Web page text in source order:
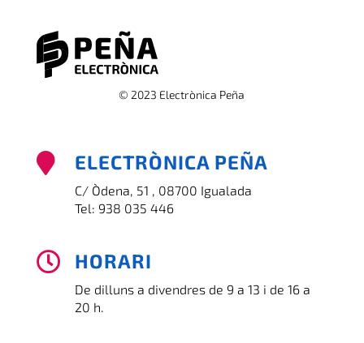
© 2023 Electrònica Peña
 ELECTRÒNICA PEÑA
C/ Òdena, 51 , 08700 Igualada
Tel: 938 035 446
 HORARI
De dilluns a divendres de 9 a 13 i de 16 a
20 h.